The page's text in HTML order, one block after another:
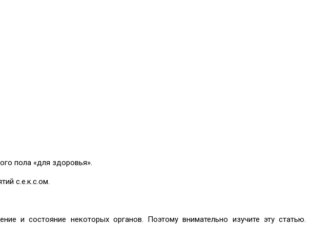
пола «для здоровья».
с.е.к.с.ом.
и состояние некоторых органов. Поэтому внимательно изучите эту статью.